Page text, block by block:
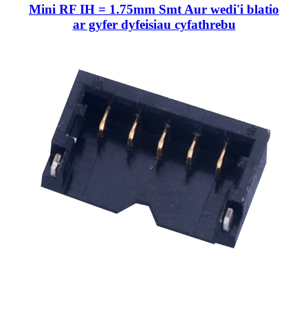
Mini RF IH = 1.75mm Smt Aur wedi'i blatio
ar gyfer dyfeisiau cyfathrebu